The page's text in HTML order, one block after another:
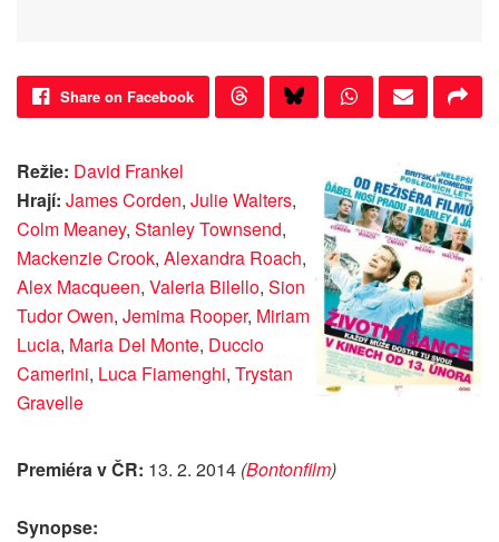
Share on Facebook
Režie: David Frankel
Hrají: James Corden, Julie Walters,
Colm Meaney, Stanley Townsend,
Mackenzie Crook, Alexandra Roach,
Alex Macqueen, Valeria Bilello, Sion
Tudor Owen, Jemima Rooper, Miriam
Lucia, Maria Del Monte, Duccio
Camerini, Luca Fiamenghi, Trystan
Gravelle
Premiéra v ČR: 13. 2. 2014 (Bontonfilm)
Synopse: